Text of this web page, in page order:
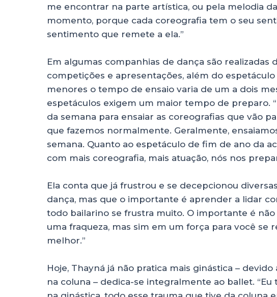
me encontrar na parte artística, ou pela melodia
momento, porque cada coreografia tem o seu
sentimento que remete a ela.”
Em algumas companhias de dança são realizadas
competições e apresentações, além do
menores o tempo de ensaio varia de um a dois
espetáculos exigem um maior tempo de preparo.
da semana para ensaiar as coreografias que vão
que fazemos normalmente. Geralmente,
semana. Quanto ao espetáculo de fim de ano da
com mais coreografia, mais atuação, nós nos
Ela conta que já frustrou e se decepcionou
dança, mas que o importante é aprender a lidar
todo bailarino se frustra muito. O importante é
uma fraqueza, mas sim em um força para você se
melhor.”
Hoje, Thayná já não pratica mais ginástica –
na coluna – dedica-se integralmente ao ballet.